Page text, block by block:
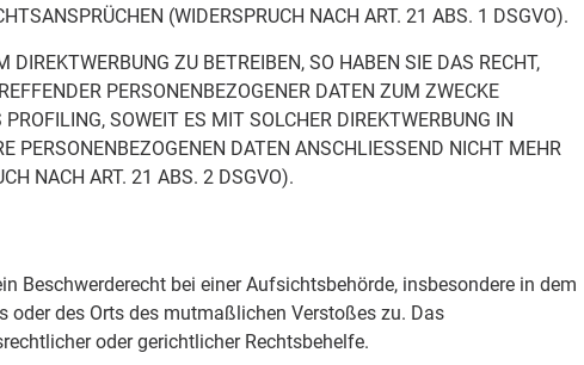
(WIDERSPRUCH NACH ART. 21 ABS. 1 DSGVO).
ZU BETREIBEN, SO HABEN SIE DAS RECHT,
PERSONENBEZOGENER DATEN ZUM ZWECKE
SOWEIT ES MIT SOLCHER DIREKTWERBUNG IN
PERSONENBEZOGENEN DATEN ANSCHLIESSEND NICHT MEHR
NACH ART. 21 ABS. 2 DSGVO).
Beschwerderecht bei einer Aufsichtsbehörde, insbesondere in dem
des Orts des mutmaßlichen Verstoßes zu. Das
oder gerichtlicher Rechtsbehelfe.